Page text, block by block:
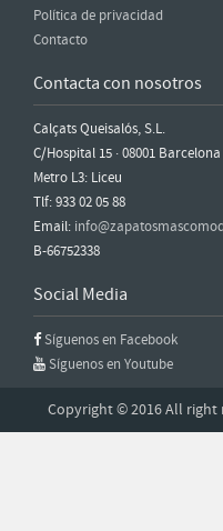
Política de privacidad
Contacto
Contacta con nosotros
Calçats Queisalós, S.L.
C/Hospital 15 · 08001 Barcelona
Metro L3: Liceu
Tlf: 933 02 05 88
Email:
B-66752338
Social Media
Síguenos en Facebook
Síguenos en Youtube
Copyright © 2016 All right